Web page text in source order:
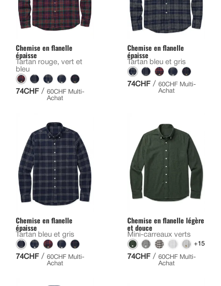
Chemise en flanelle
épaisse
Tartan rouge, vert et
bleu
74CHF / 60CHF Multi-
Achat
Chemise en flanelle
épaisse
Tartan bleu et gris
74CHF / 60CHF Multi-
Achat
Chemise en flanelle
épaisse
Tartan bleu et gris
74CHF / 60CHF Multi-
Achat
Chemise en flanelle légère
et douce
Mini-carreaux verts
+15
74CHF / 60CHF Multi-
Achat